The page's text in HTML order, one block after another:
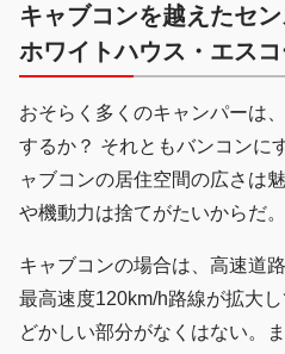
キャブコンを越えたセン
ホワイトハウス・エスコ
おそらく多くのキャンパーは
するか？ それともバンコンに
ャブコンの居住空間の広さは
や機動力は捨てがたいからだ。
キャブコンの場合は、高速道
最高速度120km/h路線が拡大
どかしい部分がなくはない。